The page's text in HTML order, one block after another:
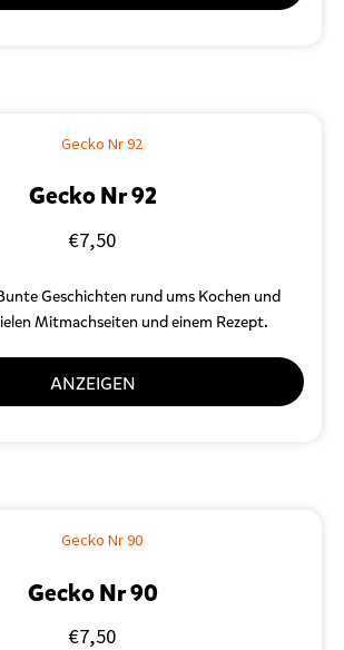
Gecko Nr 92
€7,50
Geschichten rund ums Kochen und
Mitmachseiten und einem Rezept.
ANZEIGEN
Gecko Nr 90
€7,50